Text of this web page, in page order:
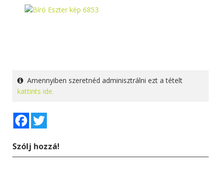
Amennyiben szeretnéd adminisztrálni ezt a tételt
kattints ide.
Facebook
Szólj hozzá!